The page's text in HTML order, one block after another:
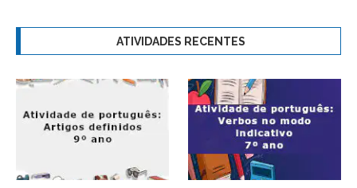
ATIVIDADES RECENTES